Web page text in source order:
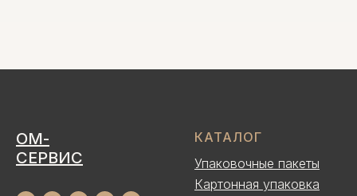
ОМ-
СЕРВИС
КАТАЛОГ
Упаковочные пакеты
Картонная упаковка